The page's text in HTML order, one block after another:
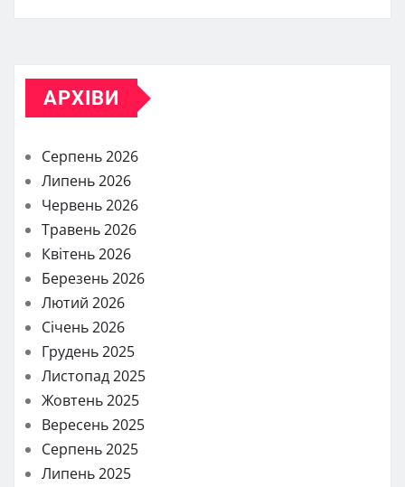
АРХІВИ
Серпень 2026
Липень 2026
Червень 2026
Травень 2026
Квітень 2026
Березень 2026
Лютий 2026
Січень 2026
Грудень 2025
Листопад 2025
Жовтень 2025
Вересень 2025
Серпень 2025
Липень 2025